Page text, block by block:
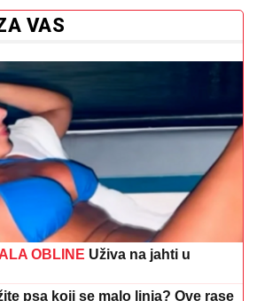
VAS
OBLINE Uživa na jahti u
psa koji se malo linja? Ove rase